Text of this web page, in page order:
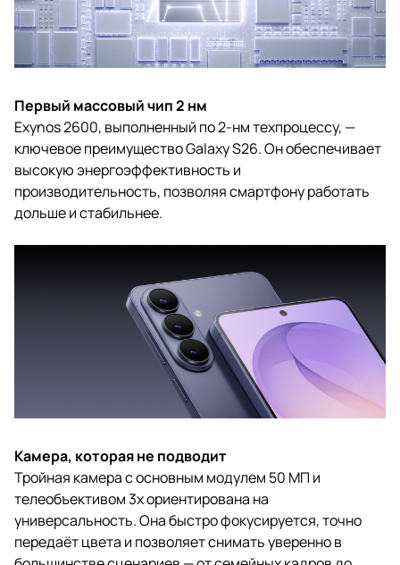
Первый массовый чип 2 нм
Exynos 2600, выполненный по 2-нм техпроцессу, —
ключевое преимущество Galaxy S26. Он обеспечивает
высокую энергоэффективность и
производительность, позволяя смартфону работать
дольше и стабильнее.
Камера, которая не подводит
Тройная камера с основным модулем 50 МП и
телеобъективом 3x ориентирована на
универсальность. Она быстро фокусируется, точно
передаёт цвета и позволяет снимать уверенно в